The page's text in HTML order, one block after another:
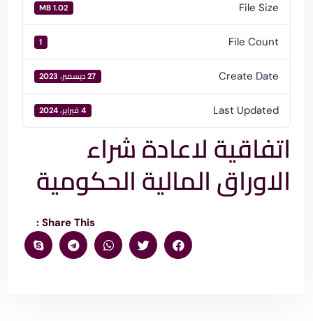
File Size
1.02 MB
File Count
1
Create Date 27 ديسمبر، 2023
Last Updated 4 فبراير، 2024
اتفاقية لاعادة شراء
الاوراق المالية الحكومية
Share This :